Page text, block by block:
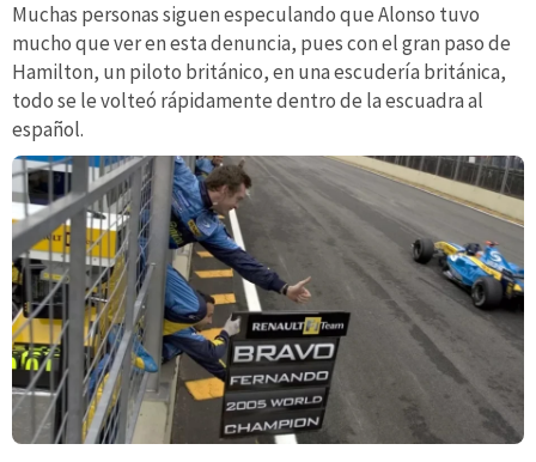
Muchas personas siguen especulando que Alonso tuvo
mucho que ver en esta denuncia, pues con el gran paso de
Hamilton, un piloto británico, en una escudería británica,
todo se le volteó rápidamente dentro de la escuadra al
español.